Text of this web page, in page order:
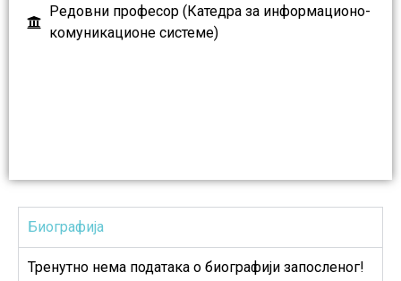
Редовни професор (Катедра за информационо-
комуникационе системе)
Биографија
Тренутно нема података о биографији запосленог!